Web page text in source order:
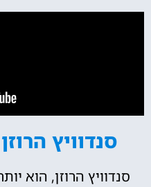
סנדוויץ
סנדוויץ הרוזן, הוא